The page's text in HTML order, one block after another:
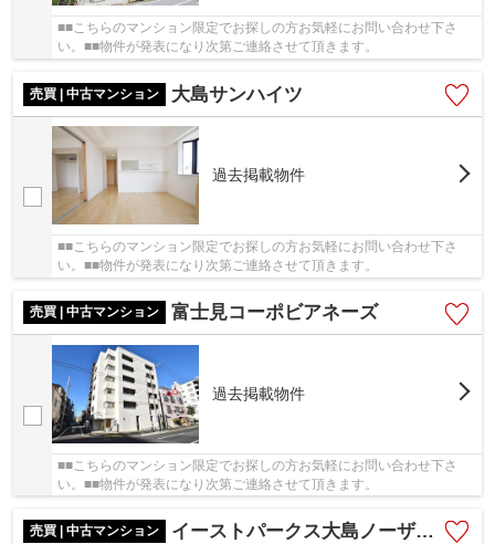
■■こちらのマンション限定でお探しの方お気軽にお問い合わせ下さ
い。■■物件が発表になり次第ご連絡させて頂きます。
売買 | 中古マンション 大島サンハイツ
過去掲載物件
■■こちらのマンション限定でお探しの方お気軽にお問い合わせ下さ
い。■■物件が発表になり次第ご連絡させて頂きます。
売買 | 中古マンション 富士見コーポビアネーズ
過去掲載物件
■■こちらのマンション限定でお探しの方お気軽にお問い合わせ下さ
い。■■物件が発表になり次第ご連絡させて頂きます。
売買 | 中古マンション イーストパークス大島ノーザンスクエア